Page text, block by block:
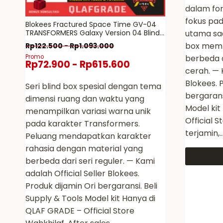
Blokees Fractured Space Time GV-04
TRANSFORMERS Galaxy Version 04 Blind
Box – model kit toys action figure
mainan robot
Rp122.500-Rp1.093.000
Promo
Rp72.900 - Rp615.600
Seri blind box spesial dengan tema
dimensi ruang dan waktu yang
menampilkan variasi warna unik
pada karakter Transformers.
Peluang mendapatkan karakter
rahasia dengan material yang
berbeda dari seri reguler. — Kami
adalah Official Seller Blokees.
Produk dijamin Ori bergaransi. Beli
Supply & Tools Model kit Hanya di
QLAF GRADE – Official Store
dalam
fokus
utama
box
berbeda
cerah. —
Blokees.
Model kit
Official
terjamin,…